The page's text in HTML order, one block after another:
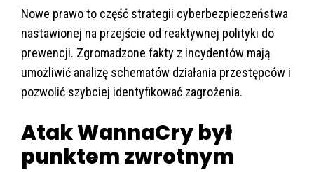
Nowe prawo to część strategii cyberbezpieczeństwa
nastawionej na przejście od reaktywnej polityki do
prewencji. Zgromadzone fakty z incydentów mają
umożliwić analizę schematów działania przestępców i
pozwolić szybciej identyfikować zagrożenia.
Atak WannaCry był
punktem zwrotnym